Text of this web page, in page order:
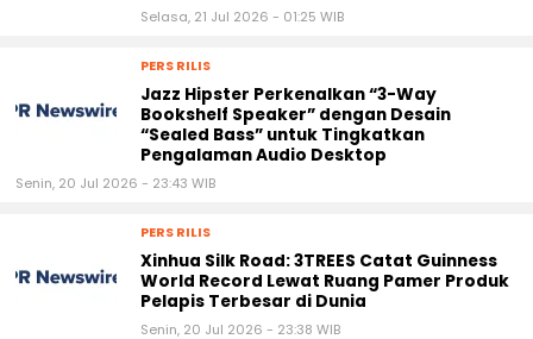
Selasa, 21 Jul 2026 - 01:25 WIB
PERS RILIS
Jazz Hipster Perkenalkan “3-Way
Bookshelf Speaker” dengan Desain
“Sealed Bass” untuk Tingkatkan
Pengalaman Audio Desktop
Senin, 20 Jul 2026 - 23:43 WIB
PERS RILIS
Xinhua Silk Road: 3TREES Catat Guinness
World Record Lewat Ruang Pamer Produk
Pelapis Terbesar di Dunia
Senin, 20 Jul 2026 - 23:38 WIB